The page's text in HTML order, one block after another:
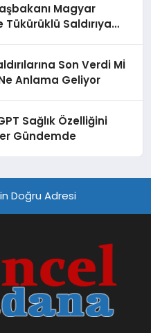
Magyar
Saldırıya
Son Verdi Mİ
Anlama Geliyor
Sağlık Özelliğini
Gündemde
Doğru Adresi